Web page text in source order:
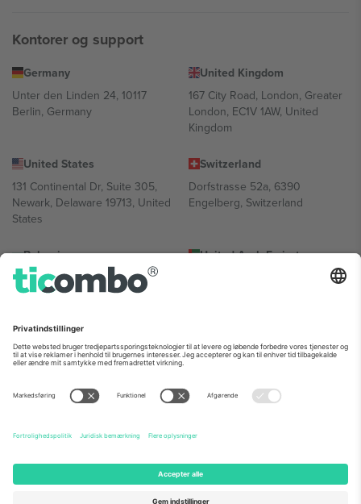
Kontorer og support
Germany
Unter den Linden 24, 10117
Berlin, Germany
United Kingdom
167 City Road, London, Greater
London, EC1V 1AW, United
Kingdom
United States
131 Continental Dr, Suite 305,
Newark, Delaware 19713, United
States
Switzerland
Dorfstrasse 52a, 6390
Engelberg, Switzerland
Bulgaria
Regus Sofia City West, bul
Totleben 53-55, 1606 Sofia,
United Arab Emirates
UAE Dubai Silicon Oasis, DDP
Mexico
Av Chapultepec 360, Roma
Norte, Cuauhtémoc, 06700
Ciudad de México, CDMX,
sted, begivenhed og/eller domæne. For detaljer se den specifikke
begivenhedsside, tryk og vilkår.,Virksomhed
Ticombo. Alle rettigheder forbeholdes.